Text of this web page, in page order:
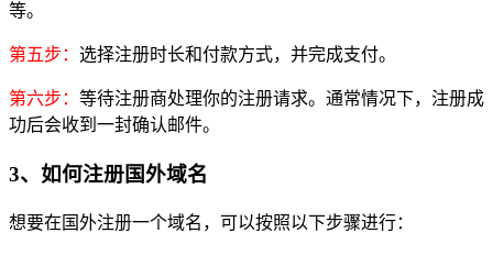
等。
第五步： 选择注册时长和付款方式，并完成支付。
第六步： 等待注册商处理你的注册请求。通常情况下，注册成
功后会收到一封确认邮件。
3、如何注册国外域名
想要在国外注册一个域名，可以按照以下步骤进行：